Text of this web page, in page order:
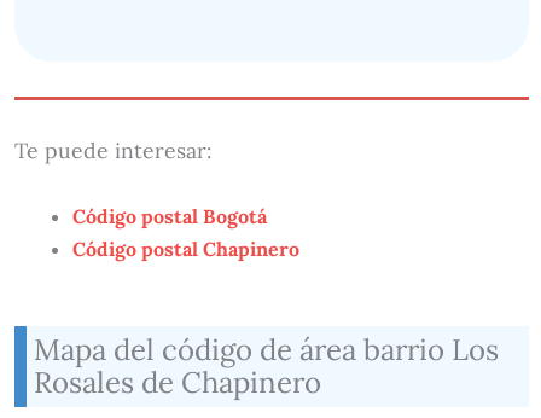
Te puede interesar:
Código postal Bogotá
Código postal Chapinero
Mapa del código de área barrio Los
Rosales de Chapinero